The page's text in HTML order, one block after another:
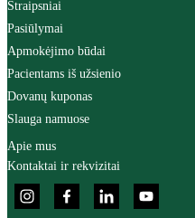
Straipsniai
Pasiūlymai
Apmokėjimo būdai
Pacientams iš užsienio
Dovanų kuponas
Slauga namuose
Apie mus
Kontaktai ir rekvizitai